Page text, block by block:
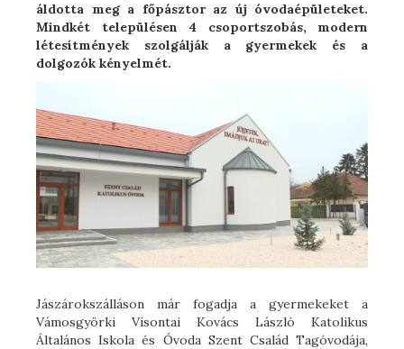
áldotta meg a főpásztor az új óvodaépületeket.
Mindkét településen 4 csoportszobás, modern
létesítmények szolgálják a gyermekek és a
dolgozók kényelmét.
Jászárokszálláson már fogadja a gyermekeket a
Vámosgyörki Visontai Kovács László Katolikus
Általános Iskola és Óvoda Szent Család Tagóvodája,